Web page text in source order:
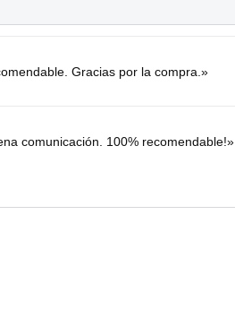
Gracias por la compra.»
comunicación. 100% recomendable!»